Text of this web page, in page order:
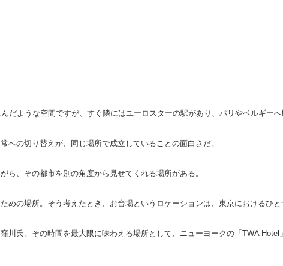
だような空間ですが、すぐ隣にはユーロスターの駅があり、パリやベルギ
の切り替えが、同じ場所で成立していることの面白さだ。
、その都市を別の角度から見せてくれる場所がある。
の場所。そう考えたとき、お台場というロケーションは、東京における
氏。その時間を最大限に味わえる場所として、ニューヨークの「TWA